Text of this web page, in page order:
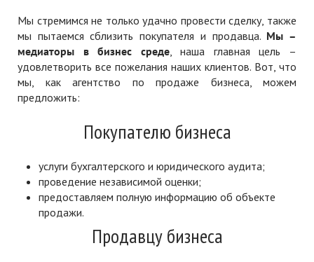
Мы стремимся не только удачно провести сделку, также
мы пытаемся сблизить покупателя и продавца. Мы –
медиаторы в бизнес среде, наша главная цель –
удовлетворить все пожелания наших клиентов. Вот, что
мы, как агентство по продаже бизнеса, можем
предложить:
Покупателю бизнеса
услуги бухгалтерского и юридического аудита;
проведение независимой оценки;
предоставляем полную информацию об объекте
продажи.
Продавцу бизнеса